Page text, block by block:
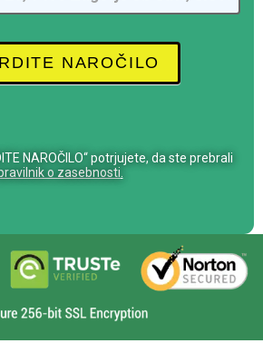
NAROČILO
NAROČILO“ potrjujete, da ste prebrali
o zasebnosti.